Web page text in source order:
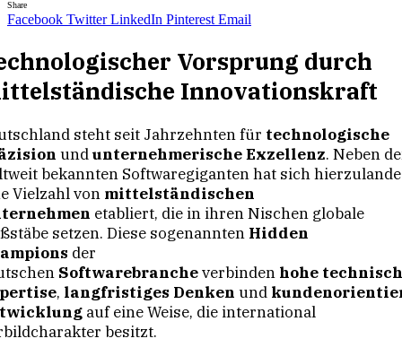
Share
Facebook Twitter LinkedIn Pinterest Email
Vorsprung durch
Innovationskraft
steht seit Jahrzehnten für technologische
undunternehmerische Exzellenz. Neben
bekannten Softwaregiganten hat sich hierzulande
Vielzahl von mittelständischen
etabliert, die in ihren Nischen globale
setzen. Diese sogenannten Hidden
der
Softwarebrancheverbinden hohe
, langfristiges Denken und
auf eine Weise, die international
besitzt.